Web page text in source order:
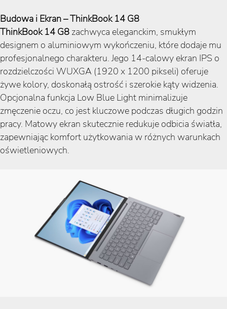
Budowa i Ekran – ThinkBook 14 G8
ThinkBook 14 G8 zachwyca eleganckim, smukłym
designem o aluminiowym wykończeniu, które dodaje mu
profesjonalnego charakteru. Jego 14-calowy ekran IPS o
rozdzielczości WUXGA (1920 x 1200 pikseli) oferuje
żywe kolory, doskonałą ostrość i szerokie kąty widzenia.
Opcjonalna funkcja Low Blue Light minimalizuje
zmęczenie oczu, co jest kluczowe podczas długich godzin
pracy. Matowy ekran skutecznie redukuje odbicia światła,
zapewniając komfort użytkowania w różnych warunkach
oświetleniowych.